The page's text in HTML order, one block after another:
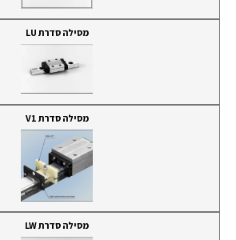
מסילה סדרת LU
מסילה סדרת V1
מסילה סדרת LW